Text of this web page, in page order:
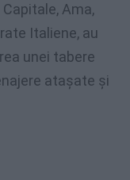
Ama,
Italiene, au
unei tabere
atașate și